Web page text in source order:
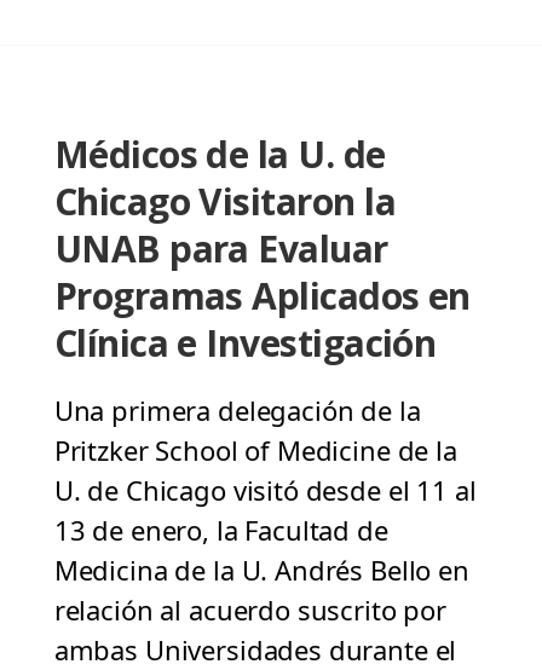
Médicos de la U. de
Chicago Visitaron la
UNAB para Evaluar
Programas Aplicados en
Clínica e Investigación
Una primera delegación de la
Pritzker School of Medicine de la
U. de Chicago visitó desde el 11 al
13 de enero, la Facultad de
Medicina de la U. Andrés Bello en
relación al acuerdo suscrito por
ambas Universidades durante el